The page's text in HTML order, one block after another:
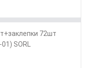
72шт
SORL